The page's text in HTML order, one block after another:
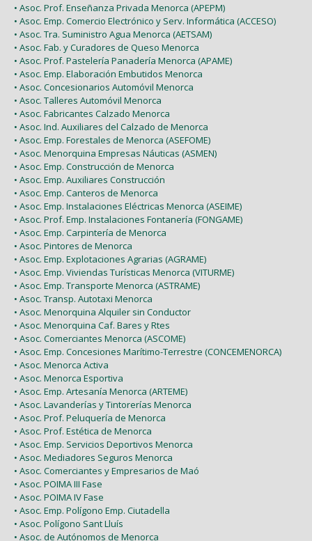
• Asoc. Prof. Enseñanza Privada Menorca (APEPM)
• Asoc. Emp. Comercio Electrónico y Serv. Informática (ACCESO)
• Asoc. Tra. Suministro Agua Menorca (AETSAM)
• Asoc. Fab. y Curadores de Queso Menorca
• Asoc. Prof. Pastelería Panadería Menorca (APAME)
• Asoc. Emp. Elaboración Embutidos Menorca
• Asoc. Concesionarios Automóvil Menorca
• Asoc. Talleres Automóvil Menorca
• Asoc. Fabricantes Calzado Menorca
• Asoc. Ind. Auxiliares del Calzado de Menorca
• Asoc. Emp. Forestales de Menorca (ASEFOME)
• Asoc. Menorquina Empresas Náuticas (ASMEN)
• Asoc. Emp. Construcción de Menorca
• Asoc. Emp. Auxiliares Construcción
• Asoc. Emp. Canteros de Menorca
• Asoc. Emp. Instalaciones Eléctricas Menorca (ASEIME)
• Asoc. Prof. Emp. Instalaciones Fontanería (FONGAME)
• Asoc. Emp. Carpintería de Menorca
• Asoc. Pintores de Menorca
• Asoc. Emp. Explotaciones Agrarias (AGRAME)
• Asoc. Emp. Viviendas Turísticas Menorca (VITURME)
• Asoc. Emp. Transporte Menorca (ASTRAME)
• Asoc. Transp. Autotaxi Menorca
• Asoc. Menorquina Alquiler sin Conductor
• Asoc. Menorquina Caf. Bares y Rtes
• Asoc. Comerciantes Menorca (ASCOME)
• Asoc. Emp. Concesiones Marítimo-Terrestre (CONCEMENORCA)
• Asoc. Menorca Activa
• Asoc. Menorca Esportiva
• Asoc. Emp. Artesanía Menorca (ARTEME)
• Asoc. Lavanderías y Tintorerías Menorca
• Asoc. Prof. Peluquería de Menorca
• Asoc. Prof. Estética de Menorca
• Asoc. Emp. Servicios Deportivos Menorca
• Asoc. Mediadores Seguros Menorca
• Asoc. Comerciantes y Empresarios de Maó
• Asoc. POIMA III Fase
• Asoc. POIMA IV Fase
• Asoc. Emp. Polígono Emp. Ciutadella
• Asoc. Polígono Sant Lluís
• Asoc. de Autónomos de Menorca